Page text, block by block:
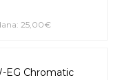
25,00€
EG Chromatic